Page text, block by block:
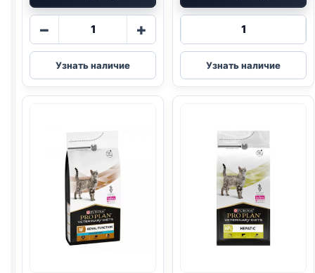
−
Количество
Pro
Plan
Vet
1,5кг
+
Узнать наличие
Количество
Pro
Plan
Vet
1,5кг
Узнать наличие